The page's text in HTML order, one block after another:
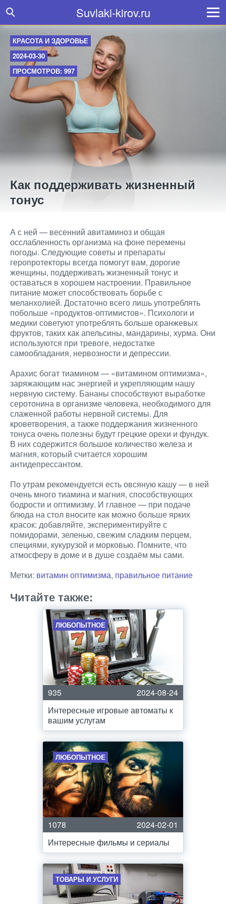
Suvlaki-kirov.ru
КРАСОТА И ЗДОРОВЬЕ
2024-03-30
ПРОСМОТРОВ: 997
Как поддерживать жизненный
тонус
А с ней — весенний авитаминоз и общая
осслабленность организма на фоне перемены
погоды. Следующие советы и препараты
геропротекторы всегда помогут вам, дорогие
женщины, поддерживать жизненный тонус и
оставаться в хорошем настроении. Правильное
питание может способствовать борьбе с
меланхолией. Достаточно всего лишь употреблять
побольше «продуктов-оптимистов». Психологи и
медики советуют употреблять больше оранжевых
фруктов, таких как апельсины, мандарины, хурма. Они
используются при тревоге, недостатке
самообладания, нервозности и депрессии.
Арахис богат тиамином — «витамином оптимизма»,
заряжающим нас энергией и укрепляющим нашу
нервную систему. Бананы способствуют выработке
серотонина в организме человека, необходимого для
слаженной работы нервной системы. Для
кроветворения, а также поддержания жизненного
тонуса очень полезны будут грецкие орехи и фундук.
В них содержится большое количество железа и
магния, который считается хорошим
антидепрессантом.
По утрам рекомендуется есть овсяную кашу — в ней
очень много тиамина и магния, способствующих
бодрости и оптимизму. И главное — при подаче
блюда на стол вносите как можно больше ярких
красок: добавляйте, экспериментируйте с
помидорами, зеленью, свежим сладким перцем,
специями, кукурузой и морковью. Помните, что
атмосферу в доме и в душе создаём мы сами.
Метки: витамин оптимизма, правильное питание
Читайте также:
ЛЮБОПЫТНОЕ
935
2024-08-24
Интересные игровые автоматы к
вашим услугам
ЛЮБОПЫТНОЕ
1078
2024-02-01
Интересные фильмы и сериалы
ТОВАРЫ И УСЛУГИ